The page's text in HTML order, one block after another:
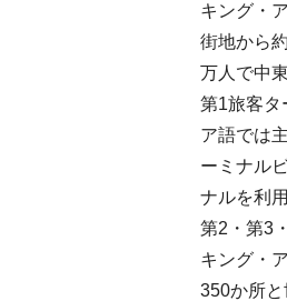
キング・
街地から
万人で中
第1旅客タ
ア語では
ーミナル
ナルを利
第2・第3
キング・
350か所と